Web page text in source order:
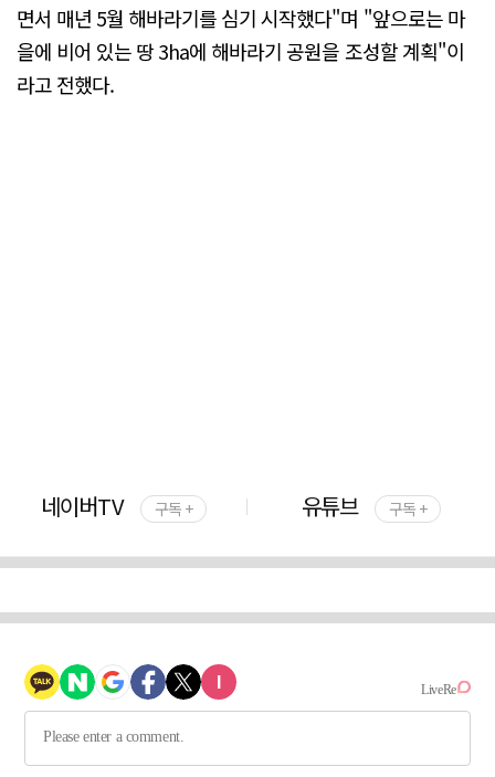
면서 매년 5월 해바라기를 심기 시작했다"며 "앞으로는 마
을에 비어 있는 땅 3ha에 해바라기 공원을 조성할 계획"이
라고 전했다.
네이버TV 구독 + 유튜브 구독 +